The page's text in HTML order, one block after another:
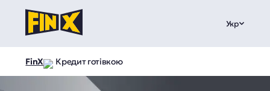
Укр
FinX Кредит готівкою